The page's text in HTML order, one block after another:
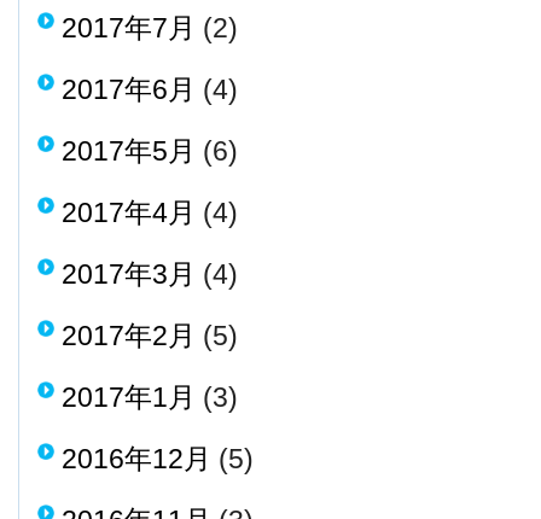
2017年7月 (2)
2017年6月 (4)
2017年5月 (6)
2017年4月 (4)
2017年3月 (4)
2017年2月 (5)
2017年1月 (3)
2016年12月 (5)